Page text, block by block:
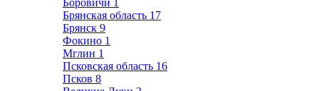
Боровичи 1
Брянская область 17
Брянск 9
Фокино 1
Мглин 1
Псковская область 16
Псков 8